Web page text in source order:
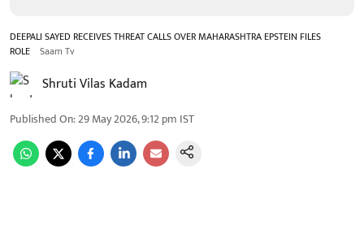
DEEPALI SAYED RECEIVES THREAT CALLS OVER MAHARASHTRA EPSTEIN FILES
ROLE Saam Tv
Shruti Vilas Kadam
Published On:29 May 2026, 9:12 pm IST